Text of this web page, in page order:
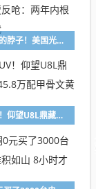
此举是卡自己的脖子！美国光模块禁令遭反呛：两年内根本找不到替代
顶级旗舰SUV！仰望U8L鼎藏版上市：145.8万配甲骨文黄金车标